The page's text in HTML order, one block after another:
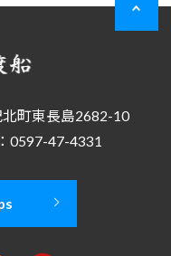
町東長島2682-10
0597-47-4331